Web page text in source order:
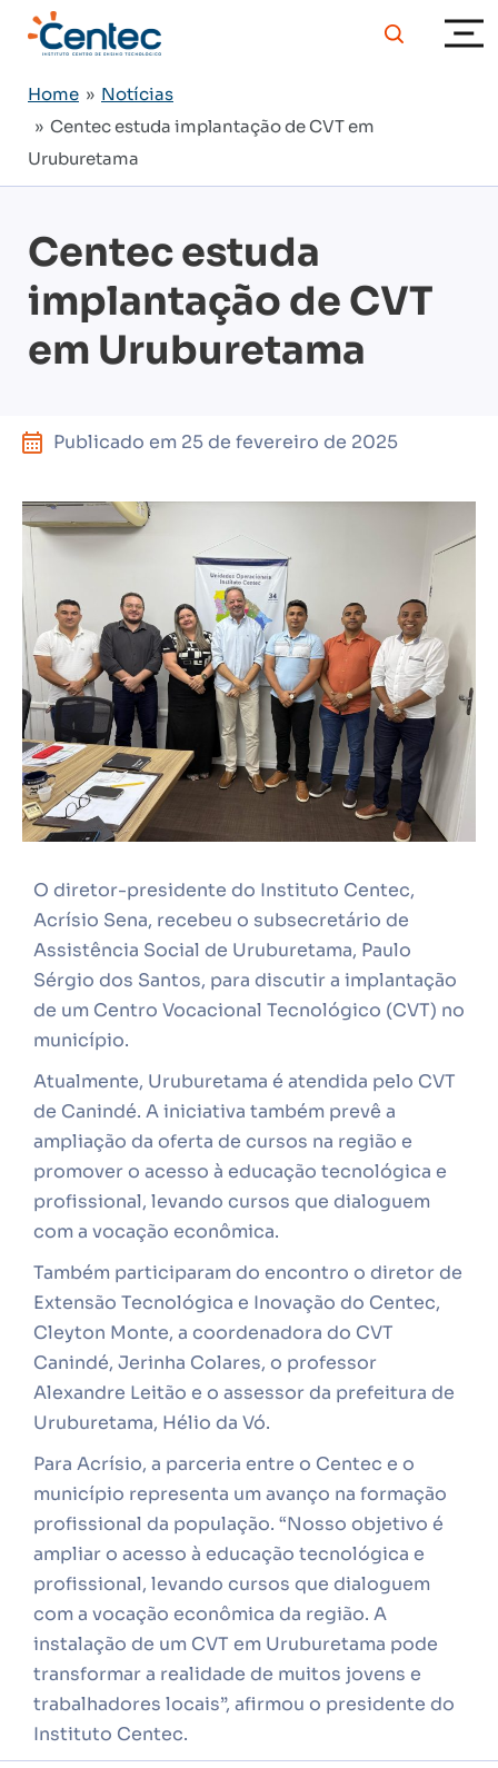
Home » Notícias
» Centec estuda implantação de CVT em
Uruburetama
Centec estuda
implantação de CVT
em Uruburetama
Publicado em 25 de fevereiro de 2025
O diretor-presidente do Instituto Centec,
Acrísio Sena, recebeu o subsecretário de
Assistência Social de Uruburetama, Paulo
Sérgio dos Santos, para discutir a implantação
de um Centro Vocacional Tecnológico (CVT) no
município.
Atualmente, Uruburetama é atendida pelo CVT
de Canindé. A iniciativa também prevê a
ampliação da oferta de cursos na região e
promover o acesso à educação tecnológica e
profissional, levando cursos que dialoguem
com a vocação econômica.
Também participaram do encontro o diretor de
Extensão Tecnológica e Inovação do Centec,
Cleyton Monte, a coordenadora do CVT
Canindé, Jerinha Colares, o professor
Alexandre Leitão e o assessor da prefeitura de
Uruburetama, Hélio da Vó.
Para Acrísio, a parceria entre o Centec e o
município representa um avanço na formação
profissional da população. “Nosso objetivo é
ampliar o acesso à educação tecnológica e
profissional, levando cursos que dialoguem
com a vocação econômica da região. A
instalação de um CVT em Uruburetama pode
transformar a realidade de muitos jovens e
trabalhadores locais”, afirmou o presidente do
Instituto Centec.